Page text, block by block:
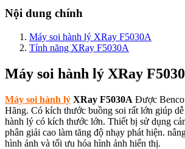
Nội dung chính
Máy soi hành lý XRay F5030A
Tính năng XRay F5030A
Máy soi hành lý XRay
Máy soi hành lý XRay F5030A Được
Hãng. Có kích thước buồng soi rất lớn giúp
hành lý có kích thước lớn. Thiết bị sử dụng
phân giải cao làm tăng độ nhạy phát hiện.
hình ảnh và tối ưu hóa hình ảnh hiển thị.